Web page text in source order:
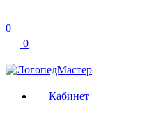
0
0
Кабинет